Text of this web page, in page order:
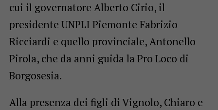
cui il governatore Alberto Cirio, il
presidente UNPLI Piemonte Fabrizio
Ricciardi e quello provinciale, Antonello
Pirola, che da anni guida la Pro Loco di
Borgosesia.
Alla presenza dei figli di Vignolo, Chiaro e